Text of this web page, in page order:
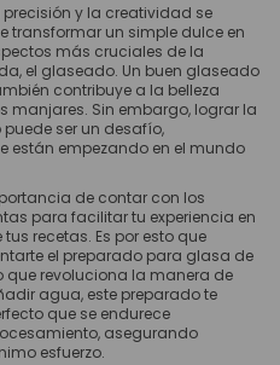
y la creatividad se
transformar un simple dulce en
más cruciales de la
el glaseado. Un buen glaseado
contribuye a la belleza
manjares. Sin embargo, lograr la
ser un desafío,
están empezando en el mundo
de contar con los
para facilitar tu experiencia en
recetas. Es por esto que
el preparado para glasa de
que revoluciona la manera de
agua, este preparado te
que se endurece
asegurando
esfuerzo.